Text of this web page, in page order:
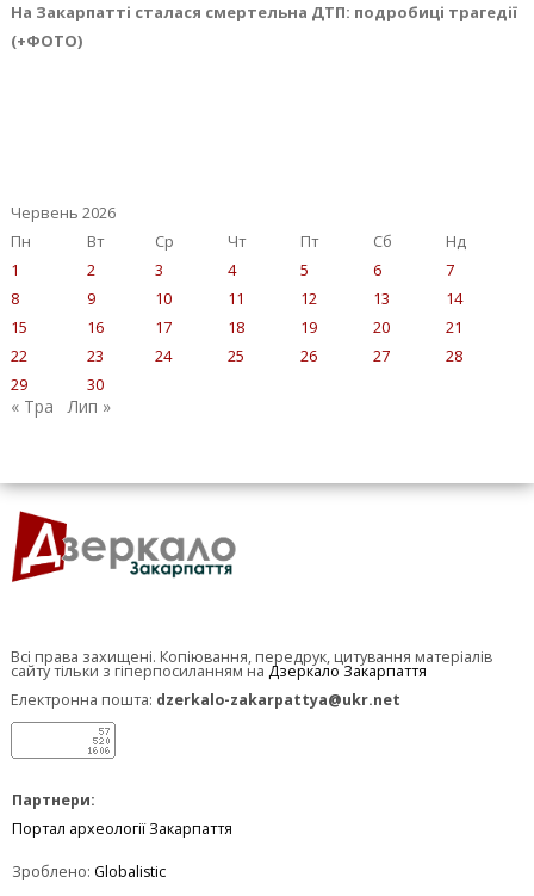
На Закарпатті сталася смертельна ДТП: подробиці трагедії
(+ФОТО)
Червень 2026
Пн
Вт Ср Чт Пт Сб
Нд
1
2 3 4 5 6
7
8
9 10 11 12 13
14
15
16 17 18 19 20
21
22
23 24 25 26 27
28
29
30
« Тра Лип »
Всі права захищені. Копіювання, передрук, цитування матеріалів
сайту тільки з гіперпосиланням на Дзеркало Закарпаття
Електронна пошта: dzerkalo-zakarpattya@ukr.net
Партнери:
Портал археології Закарпаття
Зроблено: Globalistic